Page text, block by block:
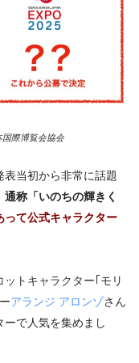
際博覧会協会
当初から非常に話題
通称「いのちの輝きく
って公式キャラクター
ットキャラクター｢モリ
アランジ アロンゾさん
で人気を集めまし